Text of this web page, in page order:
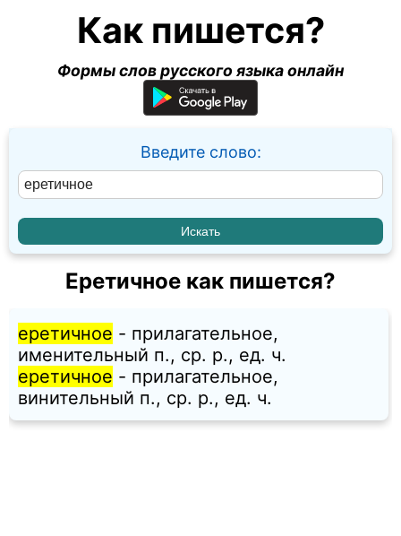
Как пишется?
Формы слов русского языка онлайн
Введите слово:
Еретичное как пишется?
еретичное - прилагательное,
именительный п., ср. p., ед. ч.
еретичное - прилагательное,
винительный п., ср. p., ед. ч.